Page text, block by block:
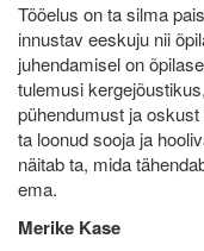
Tööelus on ta silma
innustav eeskuju nii
juhendamisel on
tulemusi
pühendumust ja
ta loonud sooja ja
näitab ta, mida
ema.
Merike Kase